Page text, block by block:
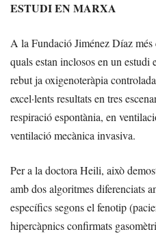
ESTUDI EN MARXA
A la Fundació Jiménez Díaz
quals estan inclosos en un
rebut ja oxigenoteràpia
excel·lents resultats en tres
respiració espontània, en
ventilació mecànica invasiva.
Per a la doctora Heili, això
amb dos algoritmes diferenciats
específics segons el fenotip
hipercàpnics confirmats